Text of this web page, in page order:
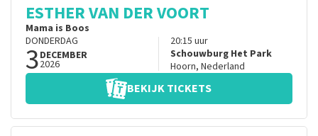
ESTHER VAN DER VOORT
Mama is Boos
DONDERDAG
3DECEMBER
2026
20:15 uur
Schouwburg Het Park
Hoorn, Nederland
BEKIJK TICKETS